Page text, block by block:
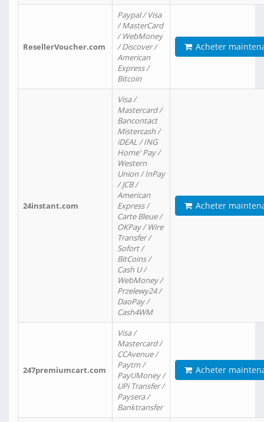
ResellerVoucher.com
Paypal / Visa
/ MasterCard
/ WebMoney
/ Discover /
American
Express /
Bitcoin
Acheter
24instant.com
Visa /
Mastercard /
Bancontact
Mistercash /
iDEAL / ING
Home' Pay /
Western
Union / InPay
/ JCB /
American
Express /
Carte Bleue /
OKPay / Wire
Transfer /
Sofort /
BitCoins /
Cash U /
WebMoney /
Przelewy24 /
DaoPay /
Cash4WM
Acheter
247premiumcart.com
Visa /
Mastercard /
CCAvenue /
Paytm /
PayUMoney /
UPi Transfer /
Paysera /
Banktransfer
Acheter